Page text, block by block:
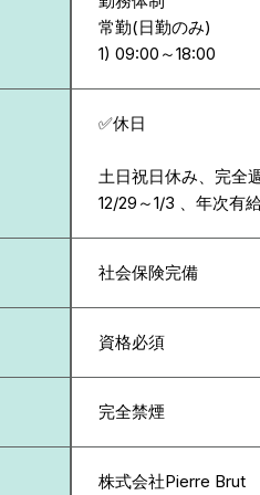
常勤(日勤のみ)
✅休日
土日祝日休み、完全
12/29～1/3 、年次有
社会保険完備
資格必須
完全禁煙
株式会社Pierre Brut